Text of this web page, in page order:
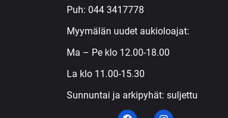
Puh: 044 3417778
Myymälän uudet aukioloajat:
Ma – Pe klo 12.00-18.00
La klo 11.00-15.30
Sunnuntai ja arkipyhät: suljettu